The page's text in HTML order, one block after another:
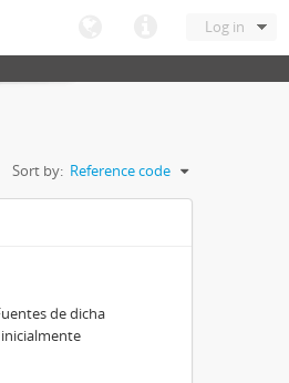
Log in
Sort by: Reference code
de dicha